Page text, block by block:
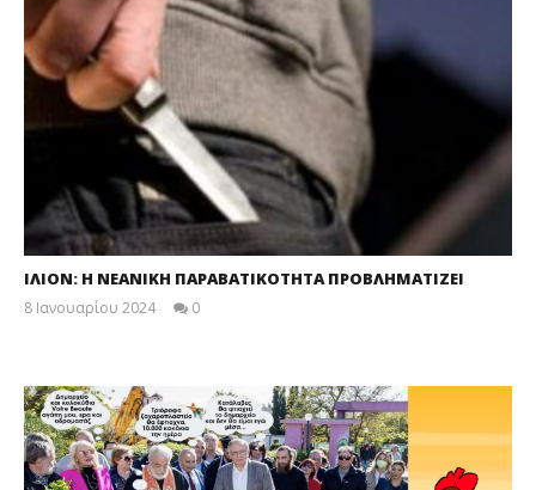
ΙΛΙΟΝ: Η ΝΕΑΝΙΚΗ ΠΑΡΑΒΑΤΙΚΟΤΗΤΑ ΠΡΟΒΛΗΜΑΤΙΖΕΙ
8 Ιανουαρίου 2024
0